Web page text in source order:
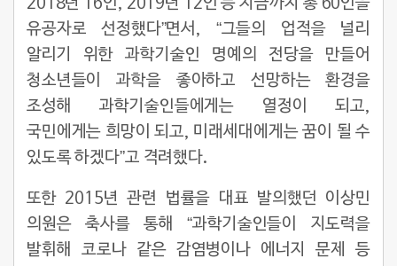
유공자로 선정했다”면서, “그들의 업적을 널리
알리기 위한 과학기술인 명예의 전당을 만들어
청소년들이 과학을 좋아하고 선망하는 환경을
조성해 과학기술인들에게는 열정이 되고,
국민에게는 희망이 되고, 미래세대에게는 꿈이 될 수
있도록 하겠다”고 격려했다.
또한 2015년 관련 법률을 대표 발의했던 이상민
의원은 축사를 통해 “과학기술인들이 지도력을
발휘해 코로나 같은 감염병이나 에너지 문제 등